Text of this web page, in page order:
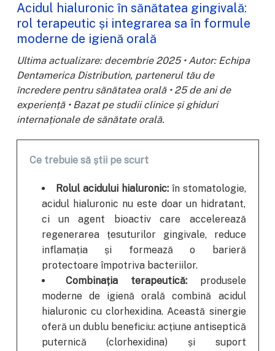
Acidul hialuronic în sănătatea gingivală:
rol terapeutic și integrarea sa în formule
moderne de igienă orală
Ultima actualizare: decembrie 2025 • Autor: Echipa
Dentamerica Distribution, partenerul tău de
încredere pentru sănătatea orală • 25 de ani de
experiență • Bazat pe studii clinice și ghiduri
internaționale de sănătate orală.
Ce trebuie să știi pe scurt
Rolul acidului hialuronic:în stomatologie,
acidul hialuronic nu este doar un hidratant,
ci un agent bioactiv care accelerează
regenerarea țesuturilor gingivale, reduce
inflamația și formează o barieră
protectoare împotriva bacteriilor.
Combinația terapeutică:produsele
moderne de igienă orală combină acidul
hialuronic cu clorhexidina. Această sinergie
oferă un dublu beneficiu: acțiune antiseptică
puternică (clorhexidina) și suport